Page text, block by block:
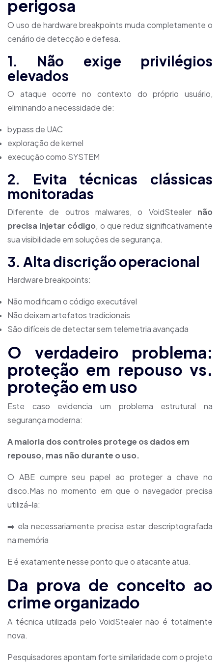
perigosa
O uso de hardware breakpoints muda completamente o
cenário de detecção e defesa.
1. Não exige privilégios
elevados
O ataque ocorre no contexto do próprio usuário,
eliminando a necessidade de:
bypass de UAC
exploração de kernel
execução como SYSTEM
2. Evita técnicas clássicas
monitoradas
Diferente de outros malwares, o VoidStealer não
precisa injetar código, o que reduz significativamente
sua visibilidade em soluções de segurança.
3. Alta discrição operacional
Hardware breakpoints:
Não modificam o código executável
Não deixam artefatos tradicionais
São difíceis de detectar sem telemetria avançada
O verdadeiro problema:
proteção em repouso vs.
proteção em uso
Este caso evidencia um problema estrutural na
segurança moderna:
A maioria dos controles protege os dados em
repouso, mas não durante o uso.
O ABE cumpre seu papel ao proteger a chave no
disco.Mas no momento em que o navegador precisa
utilizá-la:
➡️ ela necessariamente precisa estar descriptografada
na memória
E é exatamente nesse ponto que o atacante atua.
Da prova de conceito ao
crime organizado
A técnica utilizada pelo VoidStealer não é totalmente
nova.
Pesquisadores apontam forte similaridade com o projeto